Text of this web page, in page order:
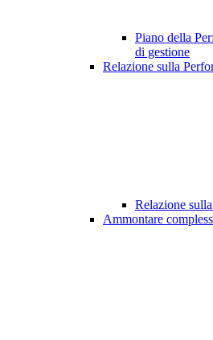
Piano della
di gestione
Relazione sulla
Relazione
Ammontare